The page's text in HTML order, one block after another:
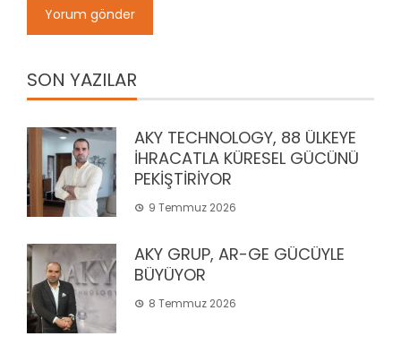
SON YAZILAR
AKY TECHNOLOGY, 88 ÜLKEYE
İHRACATLA KÜRESEL GÜCÜNÜ
PEKİŞTİRİYOR
9 Temmuz 2026
AKY GRUP, AR-GE GÜCÜYLE
BÜYÜYOR
8 Temmuz 2026